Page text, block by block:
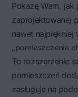
Pokażę Wam,
zaprojektowanej
nawet najpiękniej
„pomieszczenie
To rozszerzenie
pomieszczeń
zasługuje na